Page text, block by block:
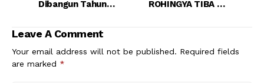
Dibangun Tahun
ROHINGYA TIBA DI
Leave A Comment
Your email address will not be published. Required fields
are marked *